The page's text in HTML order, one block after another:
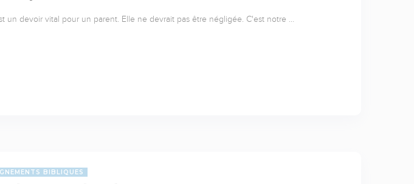
un devoir vital pour un parent. Elle ne devrait pas être négligée. C'est notre …
BIBLIQUES